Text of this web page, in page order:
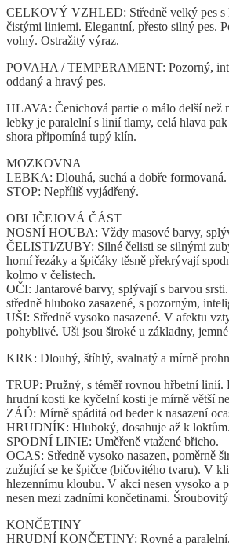
CELKOVÝ VZHLED: Středně velký pes s
čistými liniemi. Elegantní, přesto silný pes.
volný. Ostražitý výraz.
POVAHA / TEMPERAMENT: Pozorný,
oddaný a hravý pes.
HLAVA: Čenichová partie o málo delší než
lebky je paralelní s linií tlamy, celá hlava
shora připomíná tupý klín.
MOZKOVNA
LEBKA: Dlouhá, suchá a dobře formovaná.
STOP: Nepříliš vyjádřený.
OBLIČEJOVÁ ČÁST
NOSNÍ HOUBA: Vždy masové barvy,
ČELISTI/ZUBY: Silné čelisti se silnými
horní řezáky a špičáky těsně překrývají
kolmo v čelistech.
OČI: Jantarové barvy, splývají s barvou
středně hluboko zasazené, s pozorným,
UŠI: Středně vysoko nasazené. V afektu
pohyblivé. Uši jsou široké u základny,
KRK: Dlouhý, štíhlý, svalnatý a mírně
TRUP: Pružný, s téměř rovnou hřbetní linií.
hrudní kosti ke kyčelní kosti je mírně větší
ZÁĎ: Mírně spáditá od beder k nasazení
HRUDNÍK: Hluboký, dosahuje až k
SPODNÍ LINIE: Uměřeně vtažené břicho.
OCAS: Středně vysoko nasazen, poměrně
zužující se ke špičce (bičovitého tvaru). V
hlezennímu kloubu. V akci nesen vysoko a
nesen mezi zadními končetinami.
KONČETINY
HRUDNÍ KONČETINY: Rovné a paralelní.